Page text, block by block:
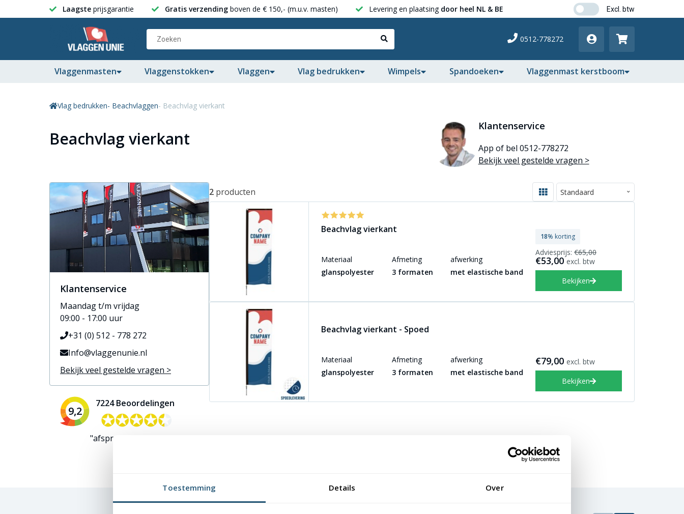
Toestemming Details Over
Laagste prijsgarantie Gratis verzending boven de € 150,- (m.u.v. masten) Levering en plaatsing door heel NL & BE
0512-778272
Vlaggenmasten Vlaggenstokken Vlaggen Vlag bedrukken Wimpels Spandoeken Vlaggenmast kerstboom
Vlag bedrukken- Beachvlaggen- Beachvlag vierkant
Beachvlag vierkant
Klantenservice
App of bel 0512-778272
Bekijk veel gestelde vragen >
Klantenservice
Maandag t/m vrijdag
09:00 - 17:00 uur
+31 (0) 512 - 778 272
Info@vlaggenunie.nl
Bekijk veel gestelde vragen >
9,2
7224 Beoordelingen
✪✪✪✪✪
✪✪✪✪✪
"afspraak na gekomen"
2 producten
Beachvlag vierkant
Materiaal
glanspolyester
Afmeting
3 formaten
afwerking
met elastische band
18% korting
Adviesprijs: €65,00
€53,00excl. btw
Bekijken
Beachvlag vierkant - Spoed
Materiaal
glanspolyester
Afmeting
3 formaten
afwerking
met elastische band
€79,00 excl. btw
Bekijken